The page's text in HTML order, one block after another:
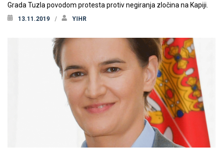
Grada Tuzla povodom protesta protiv negiranja zločina na Kapiji.
13.11.2019 YIHR